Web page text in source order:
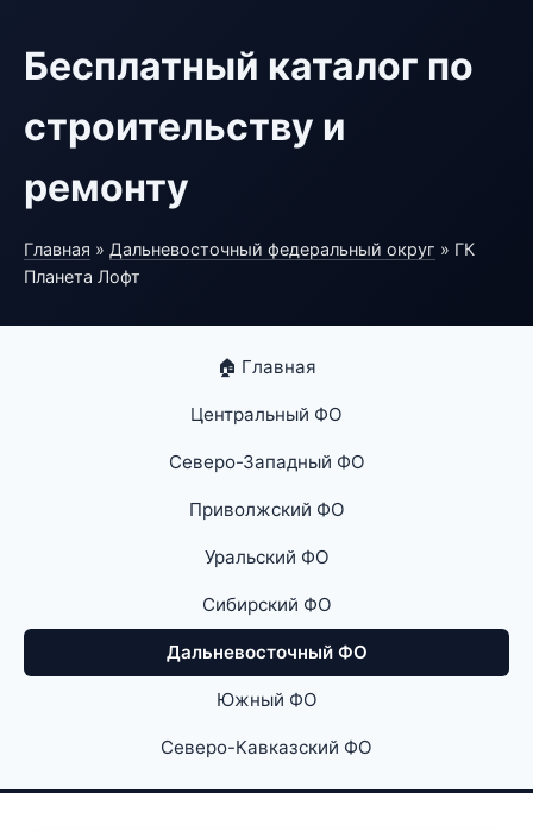
Бесплатный каталог по
строительству и
ремонту
Главная » Дальневосточный федеральный округ » ГК
Планета Лофт
🏠 Главная
Центральный ФО
Северо-Западный ФО
Приволжский ФО
Уральский ФО
Сибирский ФО
Дальневосточный ФО
Южный ФО
Северо-Кавказский ФО